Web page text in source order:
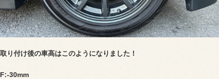
取り付け後の車高はこのようになりました！
F:-30mm